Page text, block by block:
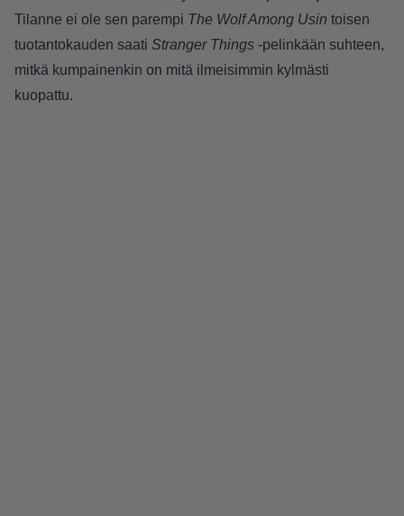
Tilanne ei ole sen parempi The Wolf Among Usin toisen
tuotantokauden saati Stranger Things -pelinkään suhteen,
mitkä kumpainenkin on mitä ilmeisimmin kylmästi
kuopattu.